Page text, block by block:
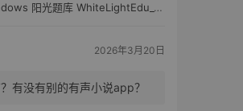
阳光题库 WhiteLightEdu_v2.0.0
2026年3月20日
有没有别的有声小说app？